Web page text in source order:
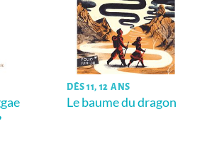
DÈS 11, 12 ANS
Le baume du dragon